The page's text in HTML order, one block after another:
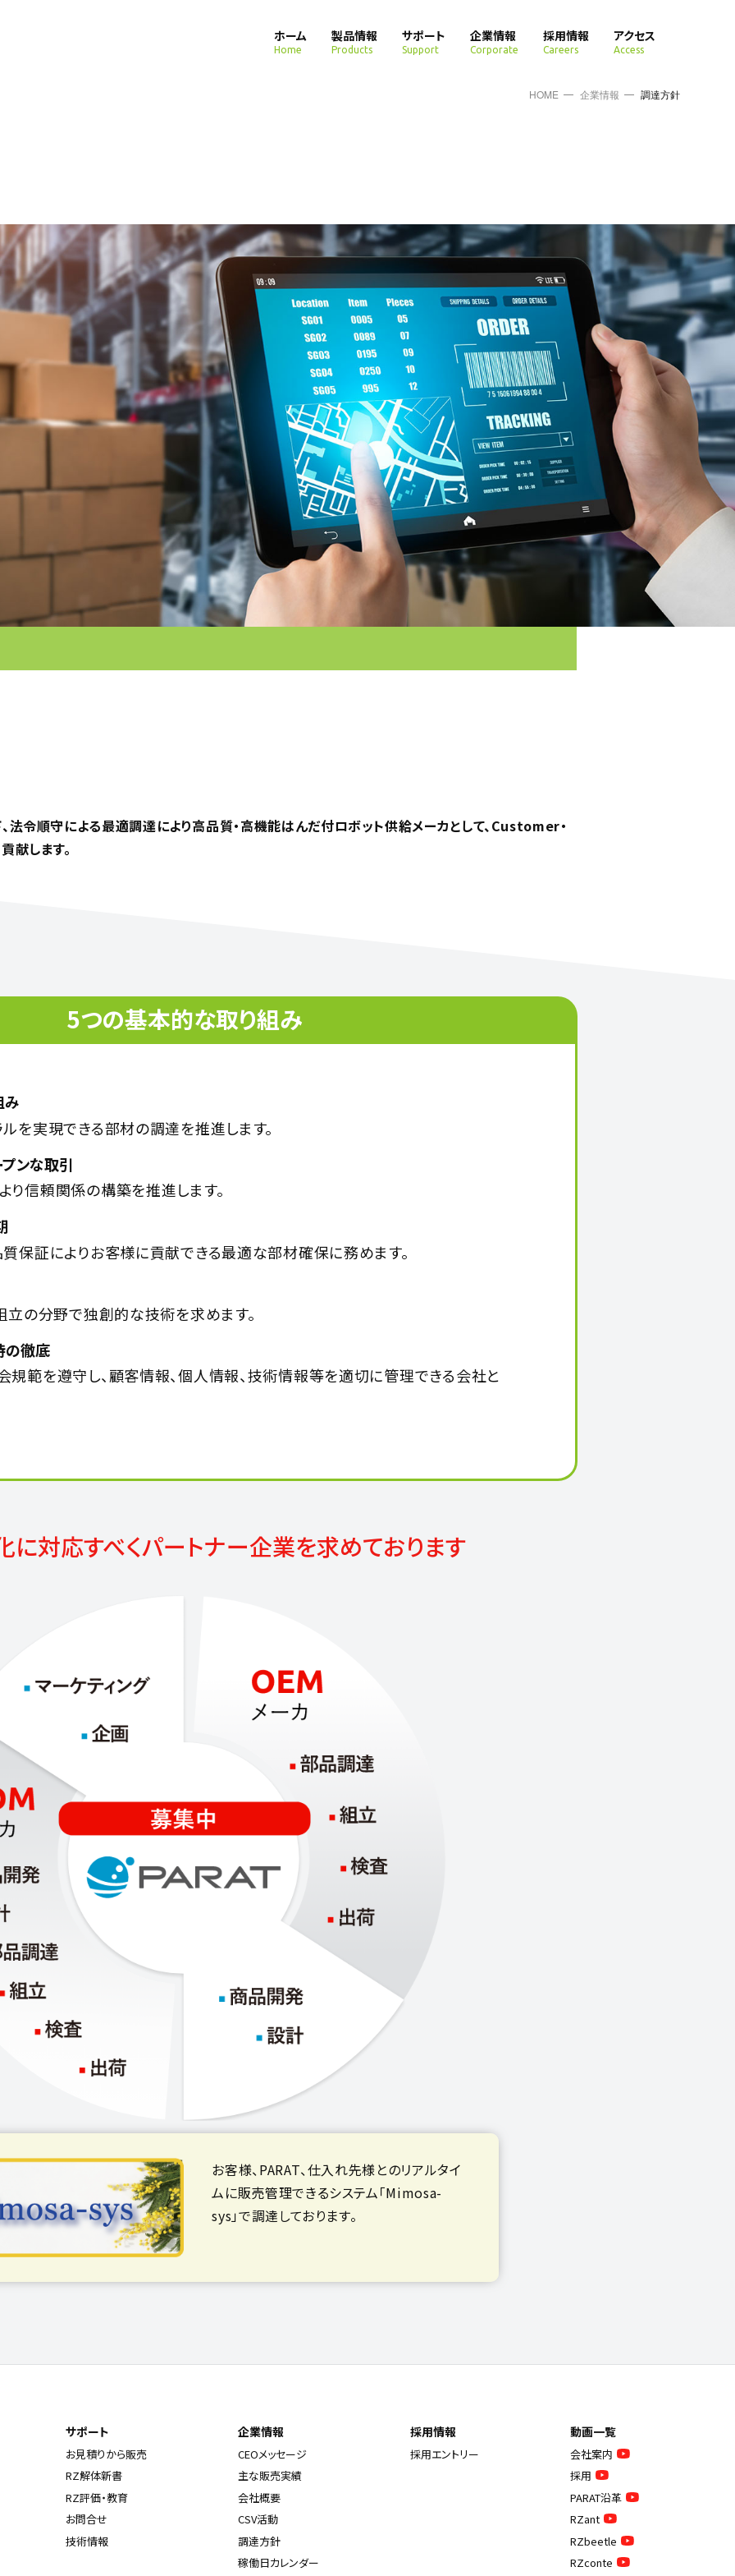
ホーム
Home
製品情報
Products
サポート
Support
企業情報
Corporate
採用情報
Careers
アクセス
Access
HOME 企業情報 調達方針
法令順守による最適調達により高品質・高機能はんだ付ロボット供給メーカとして、Customer・
します。
5つの基本的な取り組み
み
を実現できる部材の調達を推進します。
ンな取引
信頼関係の構築を推進します。
保証によりお客様に貢献できる最適な部材確保に務めます。
立の分野で独創的な技術を求めます。
の徹底
規範を遵守し、顧客情報、個人情報、技術情報等を適切に管理できる会社と
に対応すべくパートナー企業を求めております
お客様、PARAT、仕入れ先様とのリアルタイ
ムに販売管理できるシステム「Mimosa-
sys」で調達しております。
サポート
お見積りから販売
RZ解体新書
RZ評価・教育
お問合せ
技術情報
企業情報
CEOメッセージ
主な販売実績
会社概要
CSV活動
調達方針
稼働日カレンダー
採用情報
採用エントリー
動画一覧
会社案内
採用
PARAT沿革
RZant
RZbeetle
RZconte